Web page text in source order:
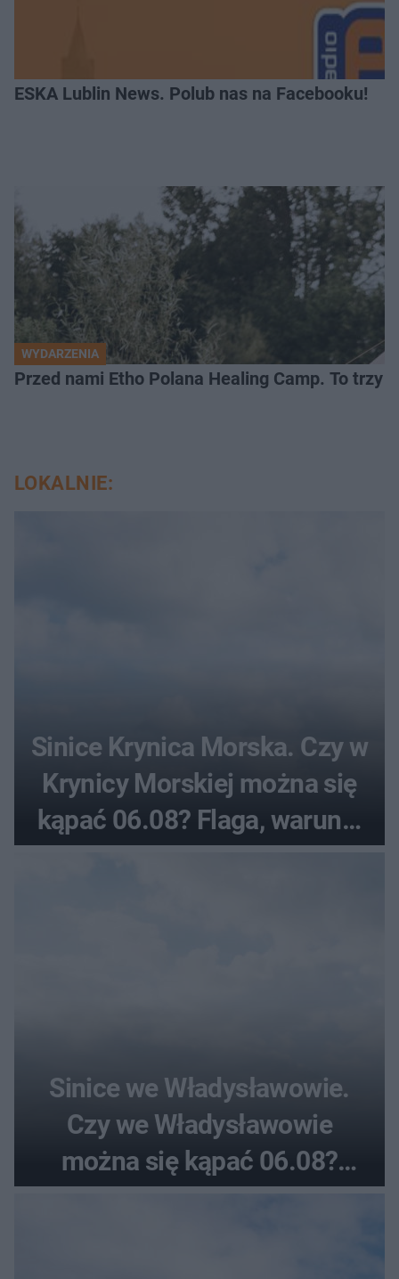
ESKA Lublin News. Polub nas na Facebooku!
WYDARZENIA
Przed nami Etho Polana Healing Camp. To trzy
LOKALNIE:
Sinice Krynica Morska. Czy w
Krynicy Morskiej można się
kąpać 06.08? Flaga, warunki
Sinice we Władysławowie.
Czy we Władysławowie
można się kąpać 06.08?
Flaga, warunki pogodowe